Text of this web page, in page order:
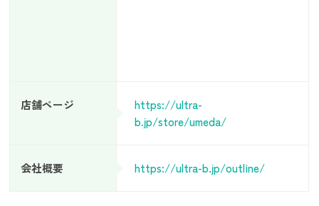
店舗ページ
https://ultra-
b.jp/store/umeda/
会社概要 https://ultra-b.jp/outline/